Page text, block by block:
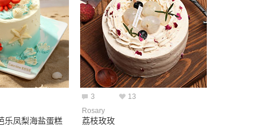
乐凤梨海盐蛋糕
3
13
Rosary
荔枝玫玫